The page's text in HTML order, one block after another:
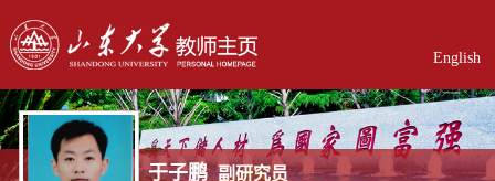
English
于子鹏 副研究员